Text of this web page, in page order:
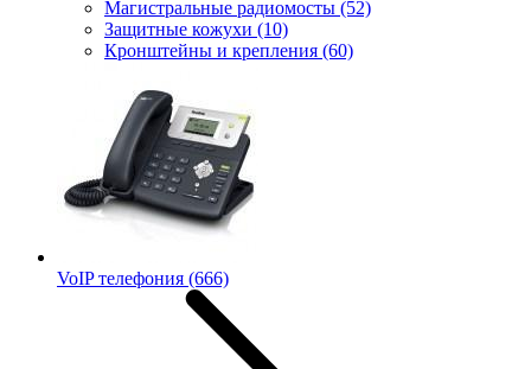
Магистральные радиомосты (52)
Защитные кожухи (10)
Кронштейны и крепления (60)
VoIP телефония (666)